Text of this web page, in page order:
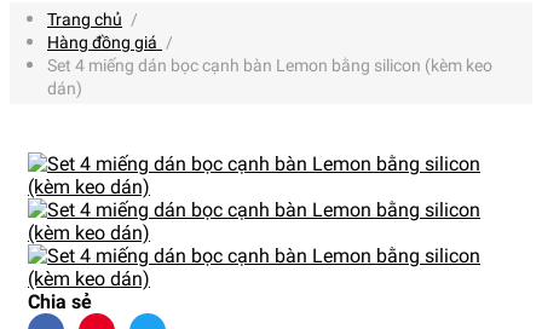
Trang chủ /
Hàng đồng giá /
Set 4 miếng dán bọc cạnh bàn Lemon bằng silicon (kèm keo
dán)
Chia sẻ